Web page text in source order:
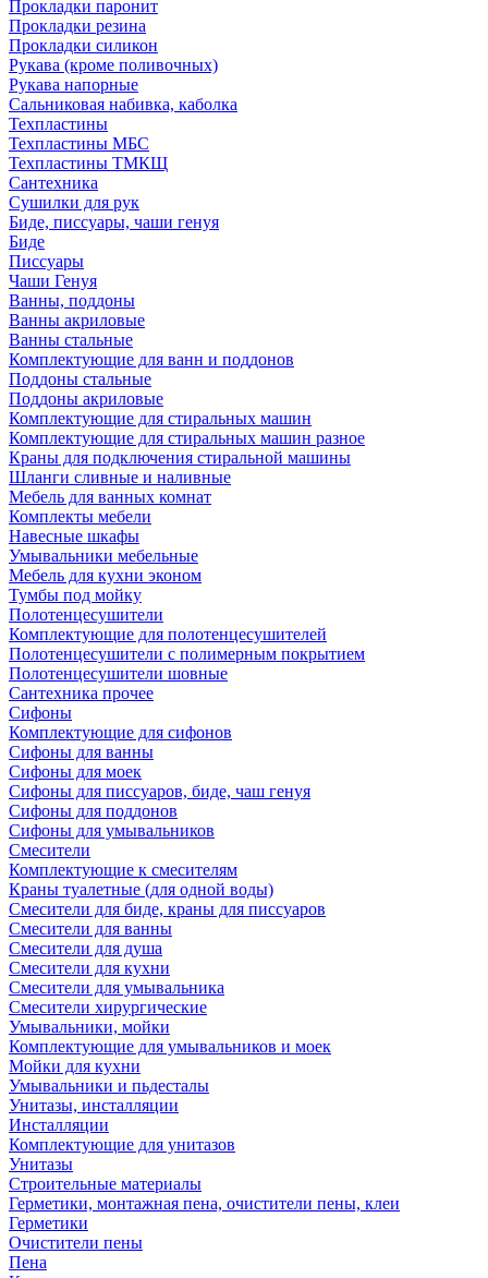
Прокладки паронит
Прокладки резина
Прокладки силикон
Рукава (кроме поливочных)
Рукава напорные
Сальниковая набивка, каболка
Техпластины
Техпластины МБС
Техпластины ТМКЩ
Сантехника
Сушилки для рук
Биде, писсуары, чаши генуя
Биде
Писсуары
Чаши Генуя
Ванны, поддоны
Ванны акриловые
Ванны стальные
Комплектующие для ванн и поддонов
Поддоны стальные
Поддоны акриловые
Комплектующие для стиральных машин
Комплектующие для стиральных машин разное
Краны для подключения стиральной машины
Шланги сливные и наливные
Мебель для ванных комнат
Комплекты мебели
Навесные шкафы
Умывальники мебельные
Мебель для кухни эконом
Тумбы под мойку
Полотенцесушители
Комплектующие для полотенцесушителей
Полотенцесушители с полимерным покрытием
Полотенцесушители шовные
Сантехника прочее
Сифоны
Комплектующие для сифонов
Сифоны для ванны
Сифоны для моек
Сифоны для писсуаров, биде, чаш генуя
Сифоны для поддонов
Сифоны для умывальников
Смесители
Комплектующие к смесителям
Краны туалетные (для одной воды)
Смесители для биде, краны для писсуаров
Смесители для ванны
Смесители для душа
Смесители для кухни
Смесители для умывальника
Смесители хирургические
Умывальники, мойки
Комплектующие для умывальников и моек
Мойки для кухни
Умывальники и пьдесталы
Унитазы, инсталляции
Инсталляции
Комплектующие для унитазов
Унитазы
Строительные материалы
Герметики, монтажная пена, очистители пены, клеи
Герметики
Очистители пены
Пена